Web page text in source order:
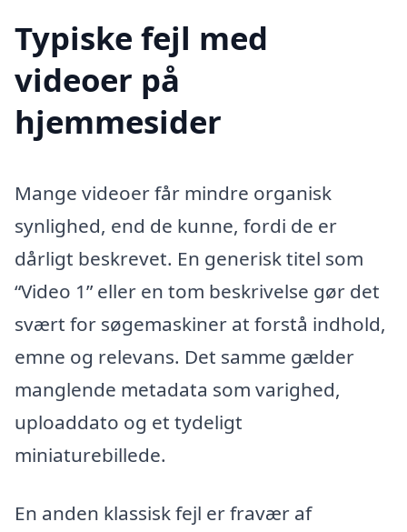
Typiske fejl med
videoer på
hjemmesider
Mange videoer får mindre organisk
synlighed, end de kunne, fordi de er
dårligt beskrevet. En generisk titel som
“Video 1” eller en tom beskrivelse gør det
svært for søgemaskiner at forstå indhold,
emne og relevans. Det samme gælder
manglende metadata som varighed,
uploaddato og et tydeligt
miniaturebillede.
En anden klassisk fejl er fravær af